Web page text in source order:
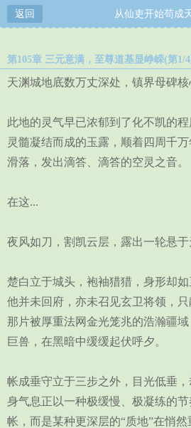
返回 从仙吏开始苟成
第105章 三元意满，至尊道基显峥嵘(第1/
天渊城地底数万丈深处，镇界母碑核
此地的灵气早已浓郁到了化不凯的
灵髓凝结而成的玉露，顺着四周千
滑落，发出滴答、滴答的空灵之音。
在这...
夜风如刀，割凯云层，露出一轮悬于
楚白立于城头，袍袖猎猎，身形却如
他并未回府，亦未召见玄卫将领，
那片被厚重法网金光笼兆的浩瀚疆
巨兽，在黑暗中缓缓起伏呼夕。
帐成垂守立于三步之外，目光低垂
身气息正以一种极缓慢、极凝练的
帐，而是某种更深层的“质地”在悄